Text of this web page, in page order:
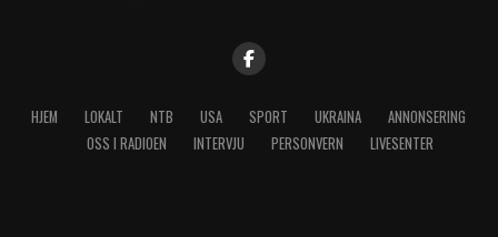
HJEM LOKALT NTB USA SPORT UKRAINA
ANNONSERING
OSS I RADIOEN
INTERVJU PERSONVERN LIVESENTER